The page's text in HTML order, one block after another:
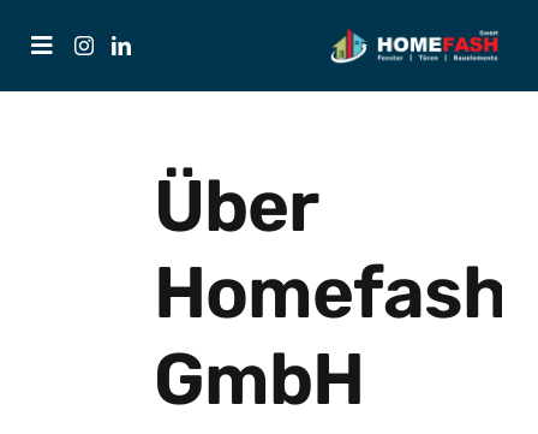
Inhalt
Toggle
Navigation
TÜREN
Über
Homefash
GmbH